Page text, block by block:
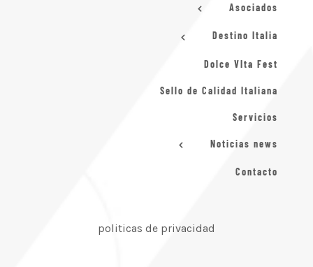
Asociados
Destino Italia
Dolce VIta Fest
Sello de Calidad Italiana
Servicios
Noticias news
Contacto
politicas de privacidad